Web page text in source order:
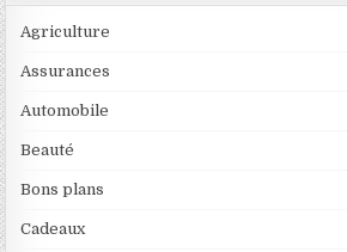
Agriculture
Assurances
Automobile
Beauté
Bons plans
Cadeaux